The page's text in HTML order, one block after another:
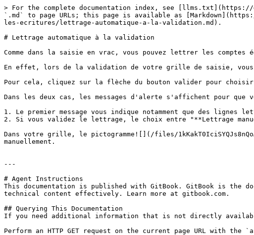
> For the complete documentation index, see [llms.txt](https://
`.md` to page URLs; this page is available as
les-ecritures/lettrage-automatique-a-la-validation.md).
# Lettrage automatique à la validation
Comme dans la saisie en vrac, vous pouvez lettrer les
En effet, lors de la validation de votre grille de saisie,
Pour cela, cliquez sur la flèche du bouton valider pour choisir
Dans les deux cas, les messages d'alerte s'affichent pour
1. Le premier message vous indique notamment que des
2. Si vous validez le lettrage, le choix entre "**Lettrage
Dans votre grille, le pictogramme![](/files/
manuellement.
---
# Agent Instructions
This documentation is published with GitBook. GitBook is the
technical content effectively. Learn more at gitbook.com.
## Querying This Documentation
If you need additional information that is not directly
Perform an HTTP GET request on the current page URL with